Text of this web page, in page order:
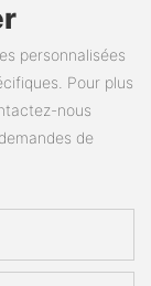
personnalisées
Pour plus
nous
de